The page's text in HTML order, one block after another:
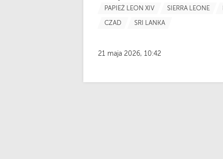
PAPIEŻ LEON XIV SIERRA LEONE
CZAD SRI LANKA
21 maja 2026, 10:42